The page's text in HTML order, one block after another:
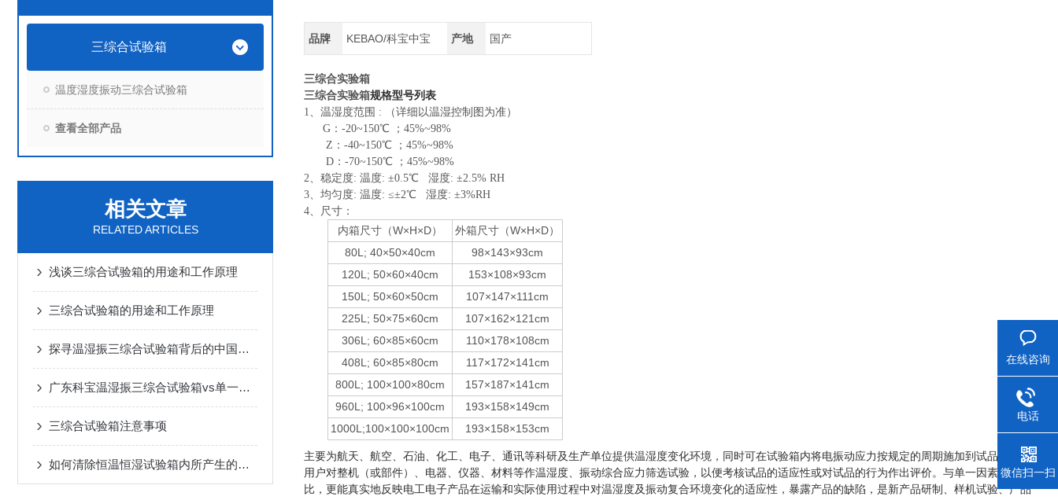
三综合试验箱
温度湿度振动三综合试验箱
查看全部产品
相关文章
RELATED ARTICLES
浅谈三综合试验箱的用途和工作原理
三综合试验箱的用途和工作原理
探寻温湿振三综合试验箱背后的中国智造力量——以广东科宝为例
广东科宝温湿振三综合试验箱vs单一环境测试：为何“复合”才是产品真实工况的试金石？
三综合试验箱注意事项
如何清除恒温恒湿试验箱内所产生的的雾霜
品牌 KEBAO/科宝中宝 产地 国产
三综合实验箱
三综合实验箱规格型号列表
1、温湿度范围 : （详细以温湿控制图为准）
G ：-20~150℃ ；45%~98%
Z ：-40~150℃ ；45%~98%
D ：-70~150℃ ；45%~98%
2、稳定度: 温度: ±0.5℃ 湿度: ±2.5% RH
3、均匀度: 温度: ≤±2℃ 湿度: ±3%RH
4、
尺寸：
内箱尺寸（W×H×D）
外箱尺寸（W×H×D）
80L; 40×50×40cm
98×143×93cm
120L; 50×60×40cm
153×108×93cm
150L; 50×60×50cm
107×147×111cm
225L; 50×75×60cm
107×162×121cm
306L; 60×85×60cm
110×178×108cm
408L; 60×85×80cm
117×172×141cm
800L; 100×100×80cm
157×187×141cm
960L; 100×96×100cm
193×158×149cm
1000L;100×100×100cm
193×158×153cm
主要为航天、航空、石油、化工、电子、通讯等科研及生产单位提供温湿度变化环境，同时可在试验箱内将电振动应力按规定的周期施加到试品上，供
用户对整机（或部件）、电器、仪器、材料等作温湿度、振动综合应力筛选试验，以便考核试品的适应性或对试品的行为作出评价。与单一因素作用相
比，更能真实地反映电工电子产品在运输和实际使用过程中对温湿度及振动复合环境变化的适应性，暴露产品的缺陷，是新产品研制、样机试验、产品
在线咨询
电话
微信扫一扫